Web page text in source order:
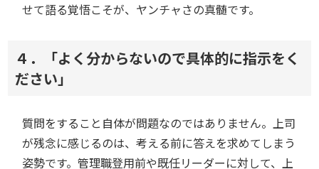
せて語る覚悟こそが、ヤンチャさの真髄です。
４．「よく分からないので具体的に指示をく
ださい」
質問をすること自体が問題なのではありません。上司
が残念に感じるのは、考える前に答えを求めてしまう
姿勢です。管理職登用前や既任リーダーに対して、上